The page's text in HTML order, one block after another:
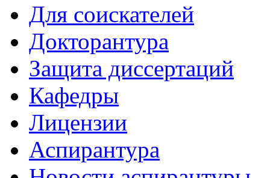
Для соискателей
Докторантура
Защита диссертаций
Кафедры
Лицензии
Аспирантура